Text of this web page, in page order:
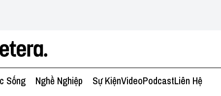
Sống Nghề Nghiệp Sự KiệnVideoPodcastLiên Hệ